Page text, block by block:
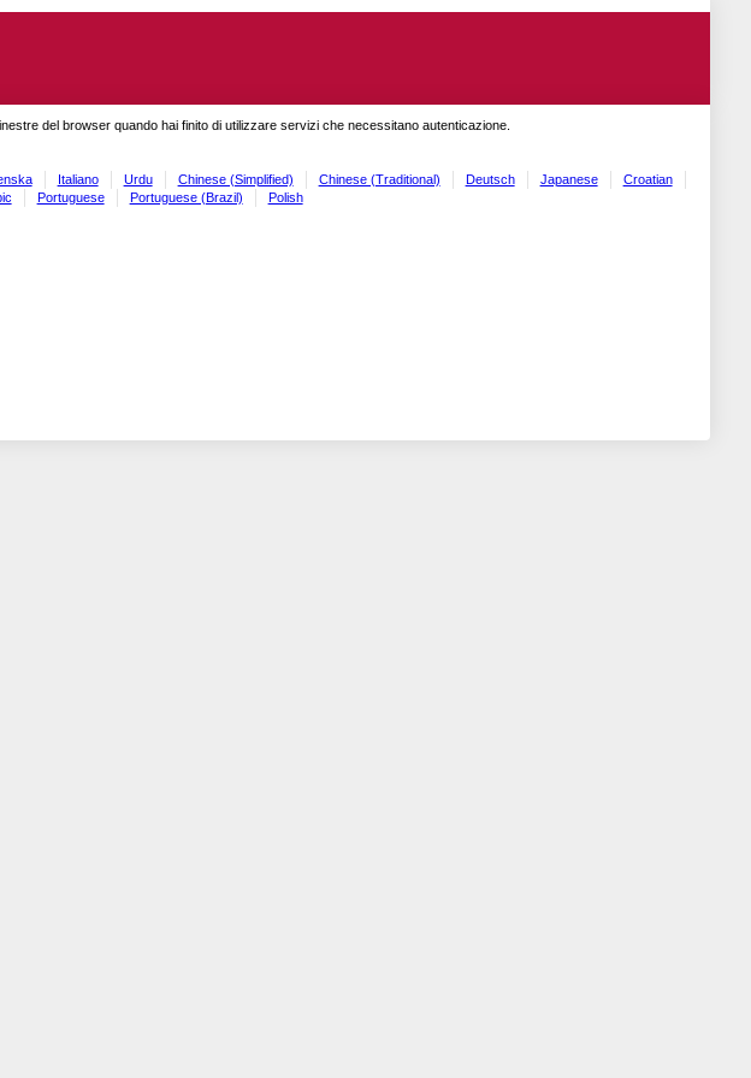
del browser quando hai finito di utilizzare servizi che necessitano autenticazione.
Italiano Urdu Chinese (Simplified) Chinese (Traditional) Deutsch Japanese
Croatian
Portuguese Portuguese (Brazil) Polish